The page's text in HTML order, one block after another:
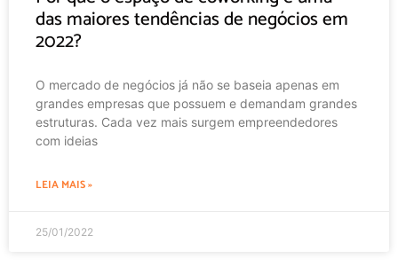
das maiores tendências de negócios em
2022?
O mercado de negócios já não se baseia apenas em
grandes empresas que possuem e demandam grandes
estruturas. Cada vez mais surgem empreendedores
com ideias
LEIA MAIS »
25/01/2022